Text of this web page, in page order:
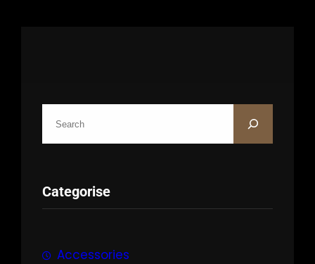
a
Categorise
Accessories